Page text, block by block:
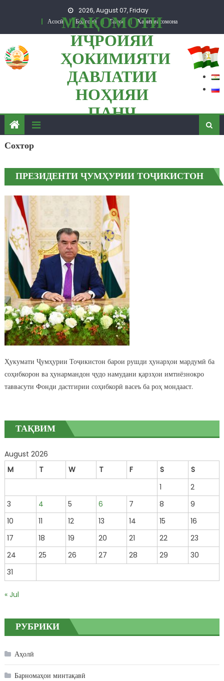
2026, August 07, Friday
Асосӣ
Бойгонӣ Тамос Харитаи сомона
МАҚОМОТИ
ИҶРОИЯИ
ҲОКИМИЯТИ
ДАВЛАТИИ
НОҲИЯИ
ПАНҶ
Сохтор
ПРЕЗИДЕНТИ ҶУМҲУРИИ ТОҶИКИСТОН
Ҳукумати Ҷумҳурии Тоҷикистон барои рушди ҳунарҳои мардумӣ ба
соҳибкорон ва ҳунармандон ҷудо намудани қарзҳои имтиёзнокро
таввасути Фонди дастгирии соҳибкорӣ васеъ ба роҳ мондааст.
ТАҚВИМ
August 2026
M
T W T F S
S
1
2
3
4 5 6 7 8
9
10
11 12 13 14 15
16
17
18 19 20 21 22
23
24
25 26 27 28 29
30
31
« Jul
РУБРИКИ
Аҳолӣ
Барномаҳои минтақавӣ